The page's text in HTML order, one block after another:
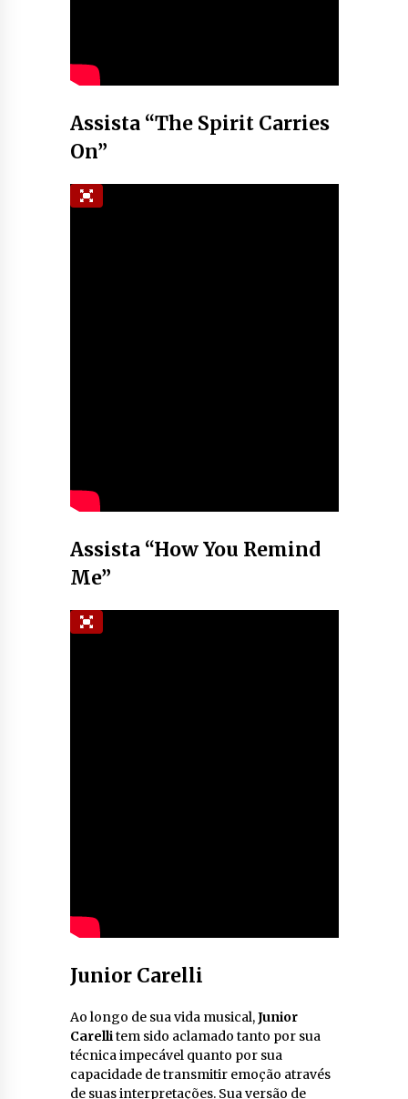
Assista “The Spirit Carries
On”
Assista “How You Remind
Me”
Junior Carelli
Ao longo de sua vida musical,Junior
Carellitem sido aclamado tanto por sua
técnica impecável quanto por sua
capacidade de transmitir emoção através
de suas interpretações. Sua versão de